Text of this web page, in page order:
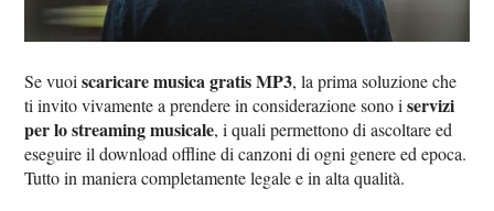
Se vuoiscaricare musica gratis MP3, la prima soluzione che
ti invito vivamente a prendere in considerazione sono iservizi
per lo streaming musicale, i quali permettono di ascoltare ed
eseguire il download offline di canzoni di ogni genere ed epoca.
Tutto in maniera completamente legale e in alta qualità.